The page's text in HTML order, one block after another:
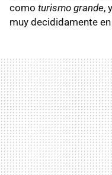
como turismo grande,
muy decididamente